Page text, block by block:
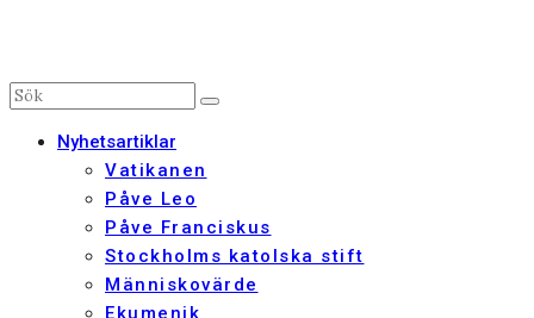
Nyhetsartiklar
Vatikanen
Påve Leo
Påve Franciskus
Stockholms katolska stift
Människovärde
Ekumenik